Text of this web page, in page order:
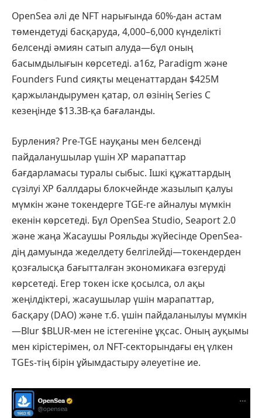
OpenSea әлі де NFT нарығында 60%-дан астам
төмендетуді басқаруда, 4,000–6,000 күнделікті
белсенді әмиян сатып алуда—бұл оның
басымдылығын көрсетеді. a16z, Paradigm және
Founders Fund сияқты меценаттардан $425M
қаржыландырумен қатар, ол өзінің Series C
кезеңінде $13.3B-қа бағаланды.
Бурления? Pre-TGE науқаны мен белсенді
пайдаланушылар үшін XP марапаттар
бағдарламасы туралы сыбыс. Ішкі құжаттардың
сүзілуі XP баллдары блокчейнде жазылып қалуы
мүмкін және токендерге TGE-ге айналуы мүмкін
екенін көрсетеді. Бұл OpenSea Studio, Seaport 2.0
және жаңа Жасаушы Рояльды жүйесінде OpenSea-
дің дамуында жеделдету белгілейді—токендерден
қозғалысқа бағытталған экономикаға өзгеруді
көрсетеді. Егер токен іске қосылса, ол ақы
жеңілдіктері, жасаушылар үшін марапаттар,
басқару (DAO) және т.б. үшін пайдаланылуы мүмкін
—Blur $BLUR-мен не істегеніне ұқсас. Оның ауқымы
мен кірістерімен, ол NFT-секторындағы ең үлкен
TGEs-тің бірін ұйымдастыру әлеуетіне ие.